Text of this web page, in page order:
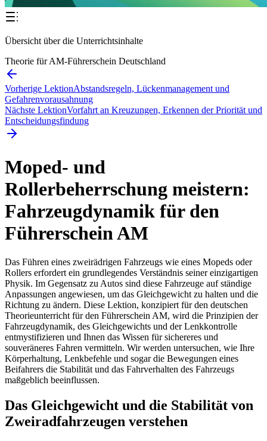
Übersicht über die Unterrichtsinhalte
Theorie für AM-Führerschein Deutschland
Vorherige LektionAbstandsregeln, Lückenmanagement und
Gefahrenvorausahnung
Nächste LektionVorfahrt an Kreuzungen, Erkennen der Priorität und
Entscheidungsfindung
Moped- und
Rollerbeherrschung meistern:
Fahrzeugdynamik für den
Führerschein AM
Das Führen eines zweirädrigen Fahrzeugs wie eines Mopeds oder
Rollers erfordert ein grundlegendes Verständnis seiner einzigartigen
Physik. Im Gegensatz zu Autos sind diese Fahrzeuge auf ständige
Anpassungen angewiesen, um das Gleichgewicht zu halten und die
Richtung zu ändern. Diese Lektion, konzipiert für den deutschen
Theorieunterricht für den Führerschein AM, wird die Prinzipien der
Fahrzeugdynamik, des Gleichgewichts und der Lenkkontrolle
entmystifizieren und Ihnen das Wissen für sichereres und
souveräneres Fahren vermitteln. Wir werden untersuchen, wie Ihre
Körperhaltung, Lenkbefehle und sogar die Bewegungen eines
Beifahrers die Stabilität und das Fahrverhalten des Fahrzeugs
maßgeblich beeinflussen.
Das Gleichgewicht und die Stabilität von
Zweiradfahrzeugen verstehen